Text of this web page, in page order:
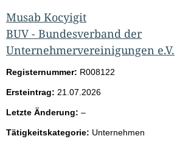
Musab Kocyigit
BUV - Bundesverband der
Unternehmervereinigungen e.V.
Registernummer: R008122
Ersteintrag: 21.07.2026
Letzte Änderung: –l
e
Tätigkeitskategorie: Unternehmen